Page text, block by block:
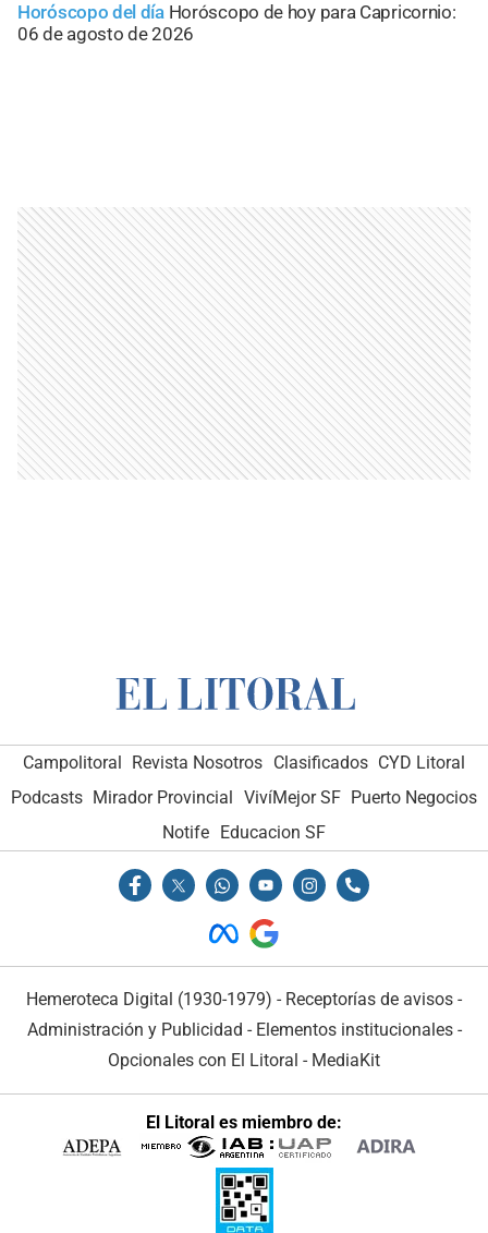
Horóscopo del día Horóscopo de hoy para Capricornio:
06 de agosto de 2026
Campolitoral Revista Nosotros Clasificados CYD Litoral
Podcasts Mirador Provincial VivíMejor SF Puerto Negocios
Notife Educacion SF
Hemeroteca Digital (1930-1979) - Receptorías de avisos -
Administración y Publicidad - Elementos institucionales-
Opcionales con El Litoral - MediaKit
El Litoral es miembro de: